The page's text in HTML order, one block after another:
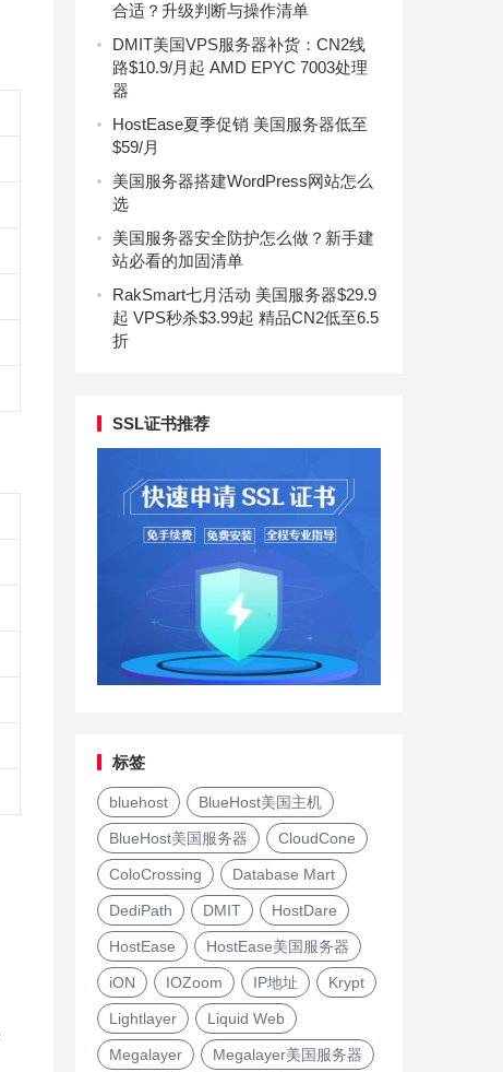
合适？升级判断与操作清单
DMIT美国VPS服务器补货：CN2线
路$10.9/月起 AMD EPYC 7003处理
器
HostEase夏季促销 美国服务器低至
$59/月
美国服务器搭建WordPress网站怎么
选
美国服务器安全防护怎么做？新手建
站必看的加固清单
RakSmart七月活动 美国服务器$29.9
起 VPS秒杀$3.99起 精品CN2低至6.5
折
SSL证书推荐
标签
bluehost BlueHost美国主机
BlueHost美国服务器 CloudCone
ColoCrossing Database Mart
DediPath DMIT HostDare
HostEase HostEase美国服务器
iON IOZoom IP地址 Krypt
Lightlayer Liquid Web
Megalayer Megalayer美国服务器